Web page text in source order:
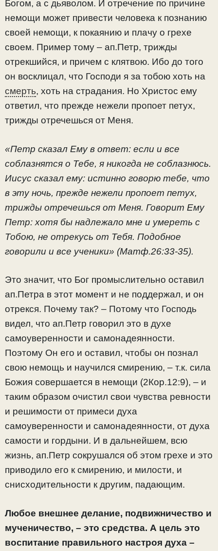
Богом, а с дьяволом. И отречение по причине
немощи может привести человека к познанию
своей немощи, к покаянию и плачу о грехе
своем. Пример тому – ап.Петр, трижды
отрекшийся, и причем с клятвою. Ибо до того
он восклицал, что Господи я за тобою хоть на
смерть, хоть на страдания. Но Христос ему
ответил, что прежде нежели пропоет петух,
трижды отречешься от Меня.
«Петр сказал Ему в ответ: если и все
соблазнятся о Тебе, я никогда не соблазнюсь.
Иисус сказал ему: истинно говорю тебе, что
в эту ночь, прежде нежели пропоет петух,
трижды отречешься от Меня. Говорит Ему
Петр: хотя бы надлежало мне и умереть с
Тобою, не отрекусь от Тебя. Подобное
говорили и все ученики» (Матф.26:33-35).
Это значит, что Бог промыслительно оставил
ап.Петра в этот момент и не поддержал, и он
отрекся. Почему так? – Потому что Господь
видел, что ап.Петр говорил это в духе
самоуверенности и самонадеянности.
Поэтому Он его и оставил, чтобы он познал
свою немощь и научился смирению, – т.к. сила
Божия совершается в немощи (2Кор.12:9), – и
таким образом очистил свои чувства ревности
и решимости от примеси духа
самоуверенности и самонадеянности, от духа
самости и гордыни. И в дальнейшем, всю
жизнь, ап.Петр сокрушался об этом грехе и это
приводило его к смирению, и милости, и
снисходительности к другим, падающим.
Любое внешнее делание, подвижничество и
мученичество, – это средства. А цель это
воспитание правильного настроя духа –